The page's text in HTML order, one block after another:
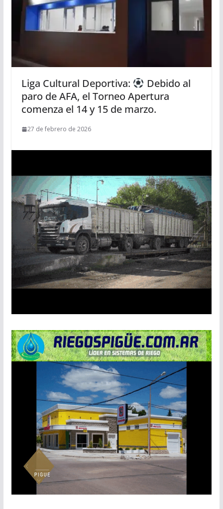
Liga Cultural Deportiva:
Debido al
paro de AFA, el Torneo Apertura
comenza el 14 y 15 de marzo.
27 de febrero de 2026